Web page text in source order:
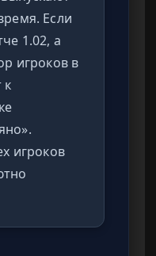
Если
1.02, а
игроков в
к
игроков